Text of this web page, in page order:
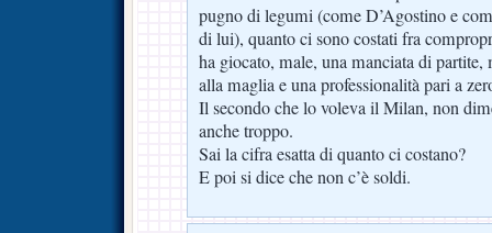
pugno di legumi (come D’Agostino e
di lui), quanto ci sono costati fra
ha giocato, male, una manciata di partite,
alla maglia e una professionalità pari a
Il secondo che lo voleva il Milan, non
anche troppo.
Sai la cifra esatta di quanto ci costano?
E poi si dice che non c’è soldi.